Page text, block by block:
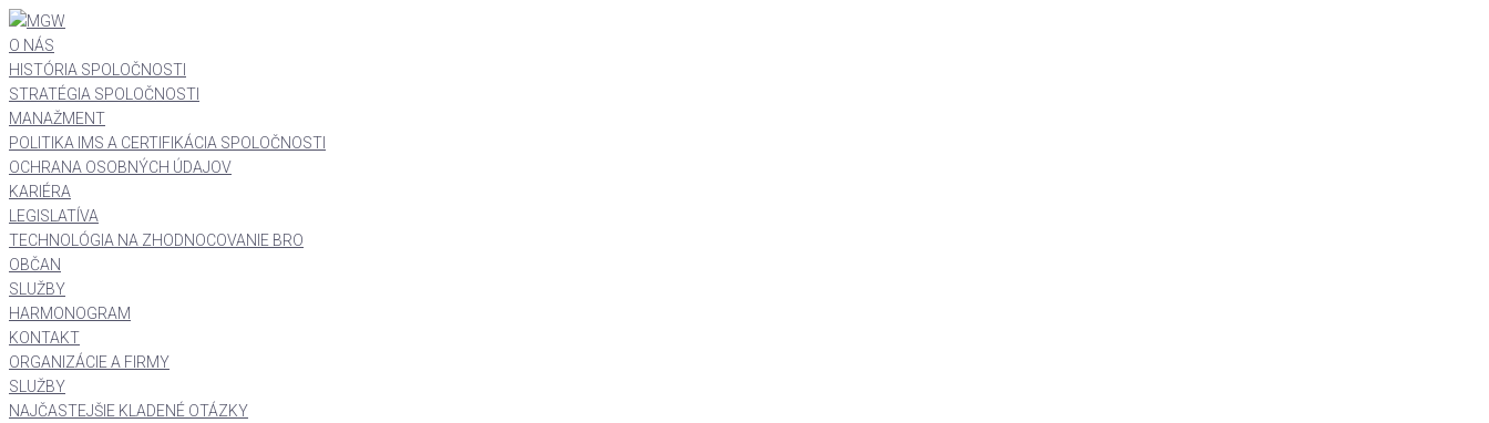
O NÁS
HISTÓRIA SPOLOČNOSTI
STRATÉGIA SPOLOČNOSTI
MANAŽMENT
POLITIKA IMS A CERTIFIKÁCIA SPOLOČNOSTI
OCHRANA OSOBNÝCH ÚDAJOV
KARIÉRA
LEGISLATÍVA
TECHNOLÓGIA NA ZHODNOCOVANIE BRO
OBČAN
SLUŽBY
HARMONOGRAM
KONTAKT
ORGANIZÁCIE A FIRMY
SLUŽBY
NAJČASTEJŠIE KLADENÉ OTÁZKY